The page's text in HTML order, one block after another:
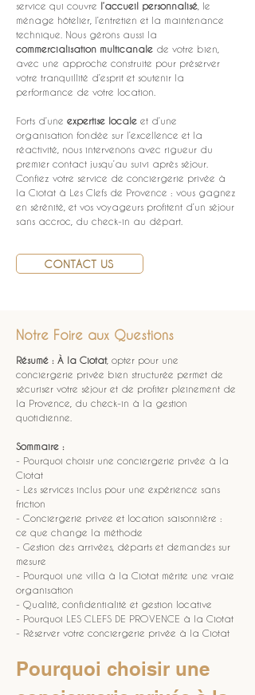
service qui couvre l’accueil personnalisé , le
ménage hôtelier, l’entretien et la maintenance
technique. Nous gérons aussi la
commercialisation multicanale de votre bien,
avec une approche construite pour préserver
votre tranquillité d’esprit et soutenir la
performance de votre location.
Forts d’une expertise locale et d’une
organisation fondée sur l’excellence et la
réactivité, nous intervenons avec rigueur du
premier contact jusqu’au suivi après séjour.
Confiez votre service de conciergerie privée à
la Ciotat à Les Clefs de Provence : vous gagnez
en sérénité, et vos voyageurs profitent d’un séjour
sans accroc, du check-in au départ.
CONTACT US
Notre Foire aux Questions
Résumé : À la Ciotat, opter pour une
conciergerie privée bien structurée permet de
sécuriser votre séjour et de profiter pleinement de
la Provence, du check-in à la gestion
quotidienne.
Sommaire :
- Pourquoi choisir une conciergerie privée à la
Ciotat
- Les services inclus pour une expérience sans
friction
- Conciergerie privee et location saisonnière :
ce que change la méthode
- Gestion des arrivées, départs et demandes sur
mesure
- Pourquoi une villa à la Ciotat mérite une vraie
organisation
- Qualité, confidentialité et gestion locative
- Pourquoi LES CLEFS DE PROVENCE à la Ciotat
- Réserver votre conciergerie privée à la Ciotat
Pourquoi choisir une